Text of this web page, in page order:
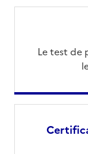
Le test de